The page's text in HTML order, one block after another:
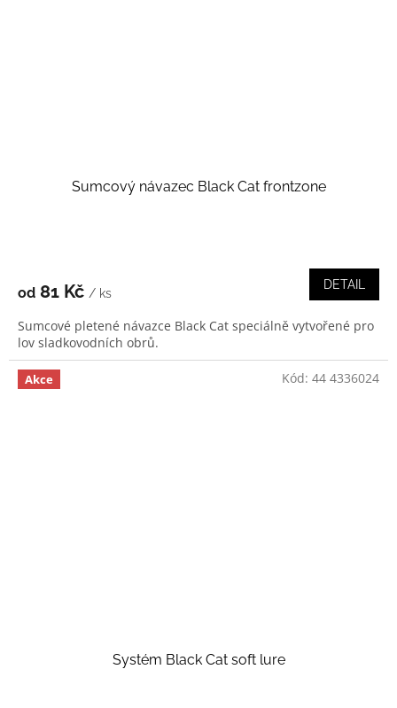
Sumcový návazec Black Cat frontzone
od 81 Kč / ks
DETAIL
Sumcové pletené návazce Black Cat speciálně vytvořené pro
lov sladkovodních obrů.
Akce
Systém Black Cat soft lure
Kód: 44 4336024